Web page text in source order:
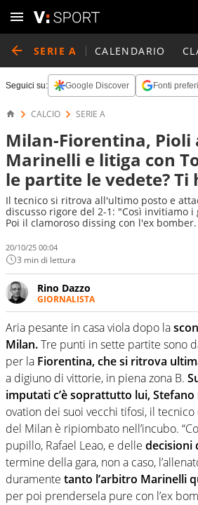
SERIE A CALENDARIO
Seguici su: Google Discover Fonti
CALCIO SERIE A
Milan-Fiorentina, Pioli
Marinelli e litiga con
le partite le vedete? Ti
Il tecnico si ritrova all'ultimo posto e
discusso rigore del 2-1: "Così invitiamo
Poi il clamoroso dissing con l'ex bomber.
20/10/25 00:04
3 min di lettura
Rino Dazzo
GIORNALISTA
Se mai ci fosse modo di traslare
una nicchia di esperti, lui ne
una svista arbitrale né gli umori
curve
Aria pesante in casa viola dopo la
Milan.Tre punti in sette partite sono
per la Fiorentina, che si ritrova
a digiuno di vittorie, in piena zona B.
imputati c’è soprattutto lui, Stefano
ovation dei suoi vecchi tifosi, il
del Milan è ripiombato nell’incubo.
pupillo, Rafael Leao, e delle decisioni
termine della gara, non a caso,
duramente tanto l’arbitro Marinelli
per poi prendersela pure con l’ex